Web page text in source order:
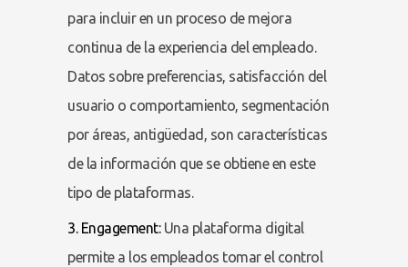
para incluir en un proceso de mejora
continua de la experiencia del empleado.
Datos sobre preferencias, satisfacción del
usuario o comportamiento, segmentación
por áreas, antigüedad, son características
de la información que se obtiene en este
tipo de plataformas.
3. Engagement:Una plataforma digital
permite a los empleados tomar el control